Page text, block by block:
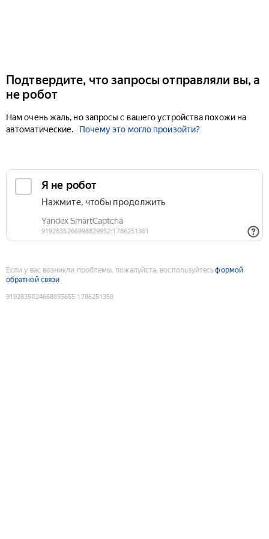
Подтвердите, что запросы отправляли вы, а
не робот
Нам очень жаль, но запросы с вашего устройства похожи на
автоматические.
Почему это могло произойти?
Если у вас возникли проблемы, пожалуйста, воспользуйтесьформой
обратной связи
9192835024668855655:1786251358